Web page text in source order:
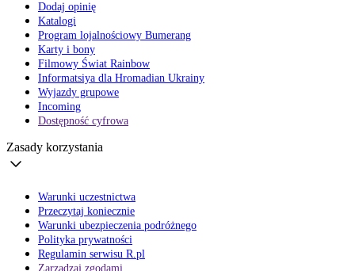
Dodaj opinię
Katalogi
Program lojalnościowy Bumerang
Karty i bony
Filmowy Świat Rainbow
Informatsiya dla Hromadian Ukrainy
Wyjazdy grupowe
Incoming
Dostępność cyfrowa
Zasady korzystania
Warunki uczestnictwa
Przeczytaj koniecznie
Warunki ubezpieczenia podróżnego
Polityka prywatności
Regulamin serwisu R.pl
Zarządzaj zgodami